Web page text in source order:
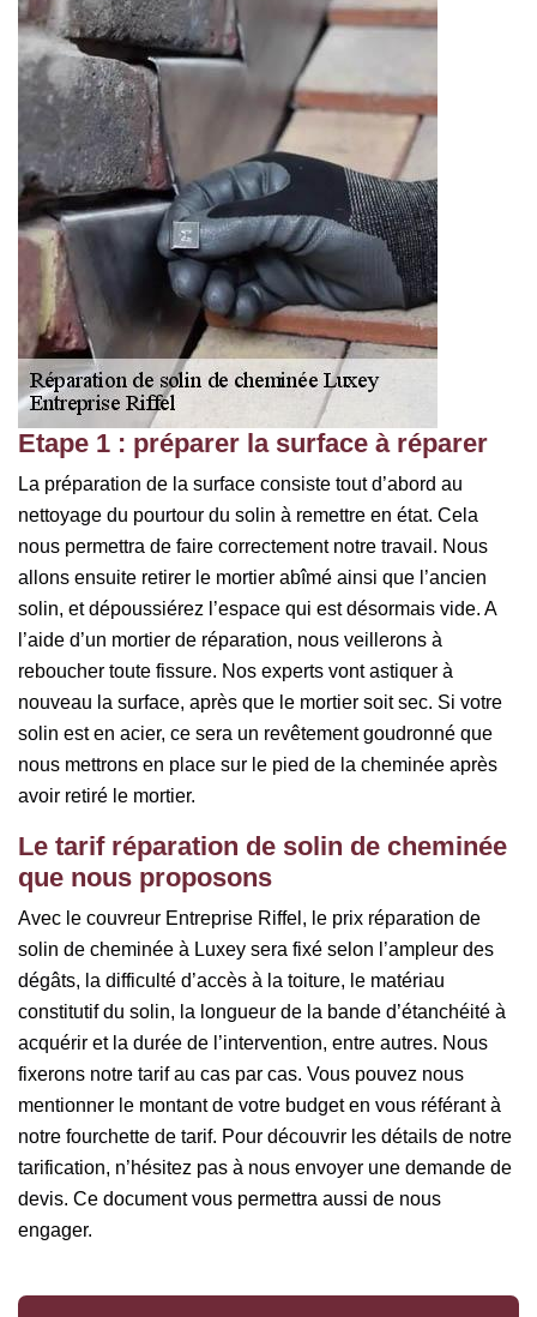
Etape 1 : préparer la surface à réparer
La préparation de la surface consiste tout d’abord au
nettoyage du pourtour du solin à remettre en état. Cela
nous permettra de faire correctement notre travail. Nous
allons ensuite retirer le mortier abîmé ainsi que l’ancien
solin, et dépoussiérez l’espace qui est désormais vide. A
l’aide d’un mortier de réparation, nous veillerons à
reboucher toute fissure. Nos experts vont astiquer à
nouveau la surface, après que le mortier soit sec. Si votre
solin est en acier, ce sera un revêtement goudronné que
nous mettrons en place sur le pied de la cheminée après
avoir retiré le mortier.
Le tarif réparation de solin de cheminée
que nous proposons
Avec le couvreur Entreprise Riffel, le prix réparation de
solin de cheminée à Luxey sera fixé selon l’ampleur des
dégâts, la difficulté d’accès à la toiture, le matériau
constitutif du solin, la longueur de la bande d’étanchéité à
acquérir et la durée de l’intervention, entre autres. Nous
fixerons notre tarif au cas par cas. Vous pouvez nous
mentionner le montant de votre budget en vous référant à
notre fourchette de tarif. Pour découvrir les détails de notre
tarification, n’hésitez pas à nous envoyer une demande de
devis. Ce document vous permettra aussi de nous
engager.